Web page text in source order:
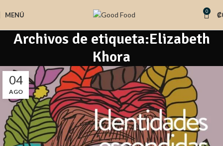
MENÚ 0 ₡
Archivos de etiqueta:Elizabeth
Khora
04
AGO